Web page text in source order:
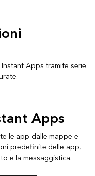
Apps tramite serie
Apps
le app dalle mappe e
predefinite delle app,
e la messaggistica.